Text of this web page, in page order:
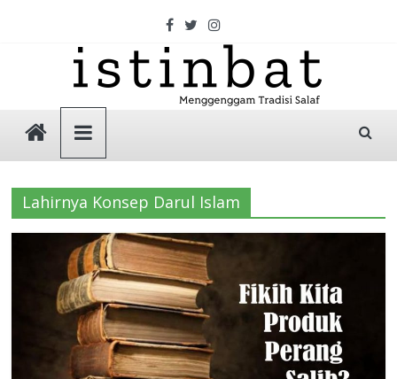
Istinbat
Menggenggam
Tradisi
Salaf
Lahirnya Konsep Darul Islam